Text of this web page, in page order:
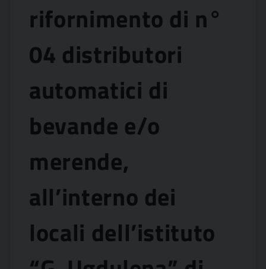
rifornimento di n°
04 distributori
automatici di
bevande e/o
merende,
all’interno dei
locali dell’istituto